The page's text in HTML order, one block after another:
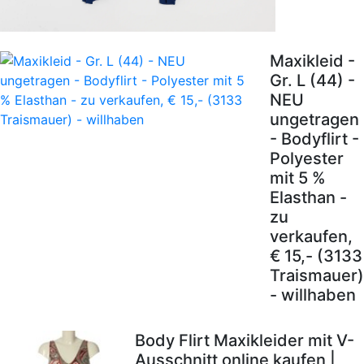
Maxikleid -
Gr. L (44) -
NEU
ungetragen
- Bodyflirt -
Polyester
mit 5 %
Elasthan -
zu
verkaufen,
€ 15,- (3133
Traismauer)
- willhaben
Body Flirt Maxikleider mit V-
Ausschnitt online kaufen |